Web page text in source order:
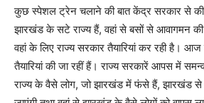
कुछ स्पेशल ट्रेन चलाने की बात केंद्र सरकार से
झारखंड के सटे राज्य हैं, वहां से बसों से आवागमन की
वहां के लिए राज्य सरकार तैयारियां कर रही है।
तैयारियां की जा रहीं हैं। राज्य सरकारें आपस में
राज्य के वैसे लोग, जो झारखंड में फंसे हैं, झारखंड से